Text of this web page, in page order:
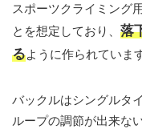
スポーツクライミング
とを想定しており、 落
るように作られていま
バックルはシングルタ
ループの調節が出来な